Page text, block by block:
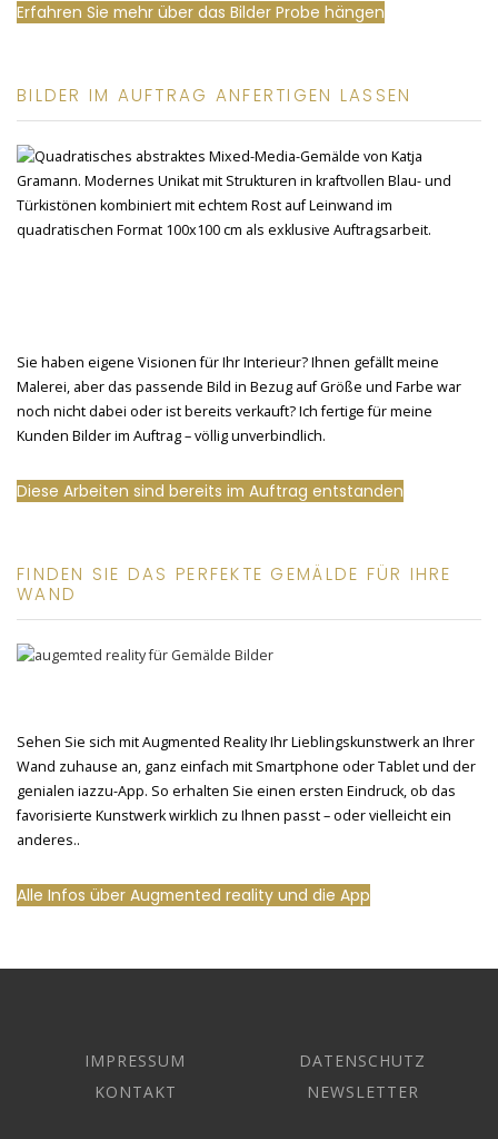
Erfahren Sie mehr über das Bilder Probe hängen
BILDER IM AUFTRAG ANFERTIGEN LASSEN
Sie haben eigene Visionen für Ihr Interieur? Ihnen gefällt meine
Malerei, aber das passende Bild in Bezug auf Größe und Farbe war
noch nicht dabei oder ist bereits verkauft? Ich fertige für meine
Kunden Bilder im Auftrag – völlig unverbindlich.
Diese Arbeiten sind bereits im Auftrag entstanden
FINDEN SIE DAS PERFEKTE GEMÄLDE FÜR IHRE
WAND
Sehen Sie sich mit Augmented Reality Ihr Lieblingskunstwerk an Ihrer
Wand zuhause an, ganz einfach mit Smartphone oder Tablet und der
genialen iazzu-App. So erhalten Sie einen ersten Eindruck, ob das
favorisierte Kunstwerk wirklich zu Ihnen passt – oder vielleicht ein
anderes..
Alle Infos über Augmented reality und die App
IMPRESSUM
DATENSCHUTZ
KONTAKT
NEWSLETTER